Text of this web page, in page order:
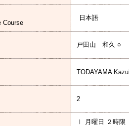
Course
日本語
戸田山 和久 ○
TODAYAMA
2
Ⅰ 月曜日 ２時限